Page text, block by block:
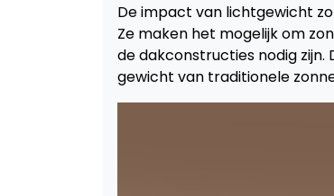
De impact van lichtgewicht
Ze maken het mogelijk om
de dakconstructies nodig
gewicht van traditionele